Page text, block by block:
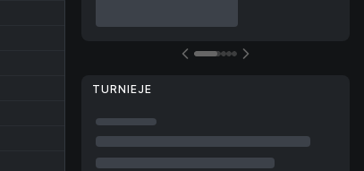
TURNIEJE